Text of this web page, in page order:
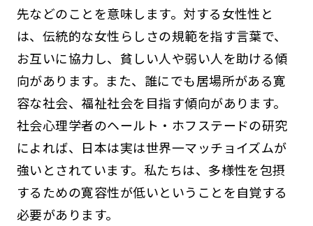
先などのことを意味します。対する女性性と
は、伝統的な女性らしさの規範を指す言葉で、
お互いに協力し、貧しい人や弱い人を助ける傾
向があります。また、誰にでも居場所がある寛
容な社会、福祉社会を目指す傾向があります。
社会心理学者のヘールト・ホフステードの研究
によれば、日本は実は世界一マッチョイズムが
強いとされています。私たちは、多様性を包摂
するための寛容性が低いということを自覚する
必要があります。